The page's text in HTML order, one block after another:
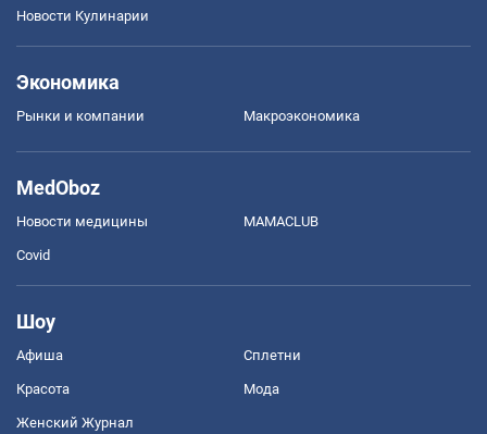
Новости Кулинарии
Экономика
Рынки и компании Mакроэкономика
MedOboz
Новости медицины MAMACLUB
Covid
Шоу
Афиша Сплетни
Красота Мода
Женский Журнал